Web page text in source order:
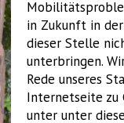
in Zukunft in
dieser Stelle
unterbringen.
Rede unseres
Internetseite zu
unter unter